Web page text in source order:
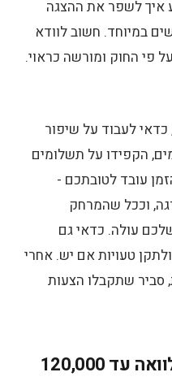
איך לשפר את ההצגה
במיוחד. חשוב לוודא
פי החוק ומורשה כראוי.
כדאי לעבוד על שיפור
הקפידו על תשלומים
עובד לטובתכם -
וככל שהמרחק
עולה. כדאי גם
טעויות אם יש. אחרי
סביר שתקבלו הצעות
כיצד בודקים זכאות להלוואה עד 120,000